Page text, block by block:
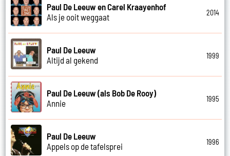
Paul De Leeuw en Carel Kraayenhof
Als je ooit weggaat
2014
Paul De Leeuw
Altijd al gekend
1999
Paul De Leeuw (als Bob De Rooy)
Annie
1995
Paul De Leeuw
Appels op de tafelsprei
1996